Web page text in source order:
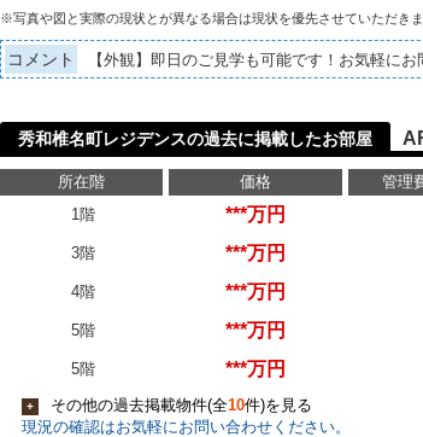
※写真や図と実際の現状とが異なる場合は現状を優先させていただきま
コメント 【外観】即日のご見学も可能です！お気軽に
秀和椎名町レジデンスの過去に掲載したお部屋
所在階 価格 管理
1階
***万円
3階 ***万円
4階 ***万円
5階 ***万円
5階 ***万円
+ その他の過去掲載物件(全10件)を見る
現況の確認はお気軽にお問い合わせください。